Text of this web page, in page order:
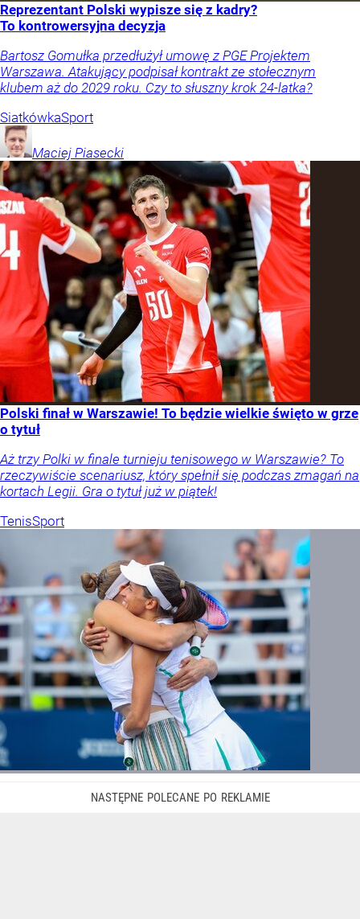
Reprezentant Polski wypisze się z kadry?
To kontrowersyjna decyzja
Bartosz Gomułka przedłużył umowę z PGE Projektem
Warszawa. Atakujący podpisał kontrakt ze stołecznym
klubem aż do 2029 roku. Czy to słuszny krok 24-latka?
SiatkówkaSport
Maciej Piasecki
Polski finał w Warszawie! To będzie wielkie święto w grze
o tytuł
Aż trzy Polki w finale turnieju tenisowego w Warszawie? To
rzeczywiście scenariusz, który spełnił się podczas zmagań na
kortach Legii. Gra o tytuł już w piątek!
TenisSport